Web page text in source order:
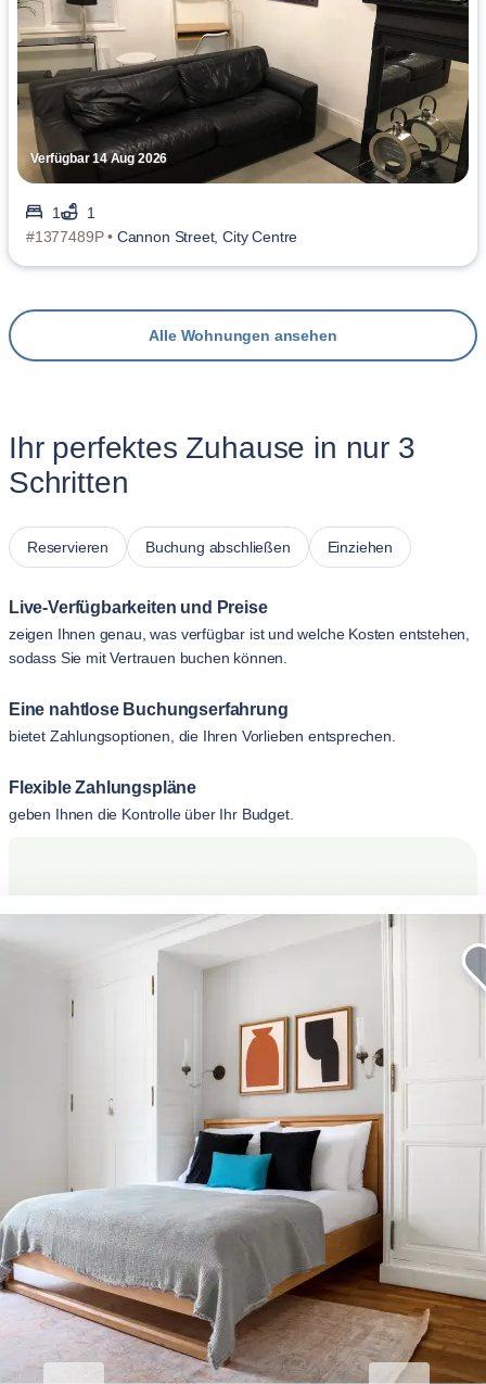
Verfügbar 14 Aug 2026
1
1
#1377489P • Cannon Street, City Centre
Alle Wohnungen ansehen
Ihr perfektes Zuhause in nur 3
Schritten
Reservieren Buchung abschließen Einziehen
Live-Verfügbarkeiten und Preise
zeigen Ihnen genau, was verfügbar ist und welche Kosten entstehen,
sodass Sie mit Vertrauen buchen können.
Eine nahtlose Buchungserfahrung
bietet Zahlungsoptionen, die Ihren Vorlieben entsprechen.
Flexible Zahlungspläne
geben Ihnen die Kontrolle über Ihr Budget.
Erhöhen Sie Ihren
Geschäftsaufenthalt.